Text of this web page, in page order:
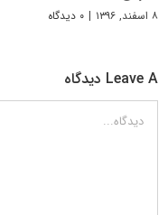
۸ اسفند, ۱۳۹۶ | ۰ دیدگاه
Leave A دیدگاه
دیدگاه